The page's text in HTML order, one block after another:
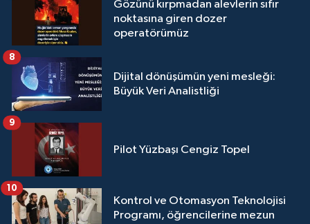
Gözünü kırpmadan alevlerin sıfır
noktasına giren dozer
operatörümüz
Dijital dönüşümün yeni mesleği:
Büyük Veri Analistliği
8
Pilot Yüzbaşı Cengiz Topel
9
Kontrol ve Otomasyon Teknolojisi
Programı, öğrencilerine mezun
10